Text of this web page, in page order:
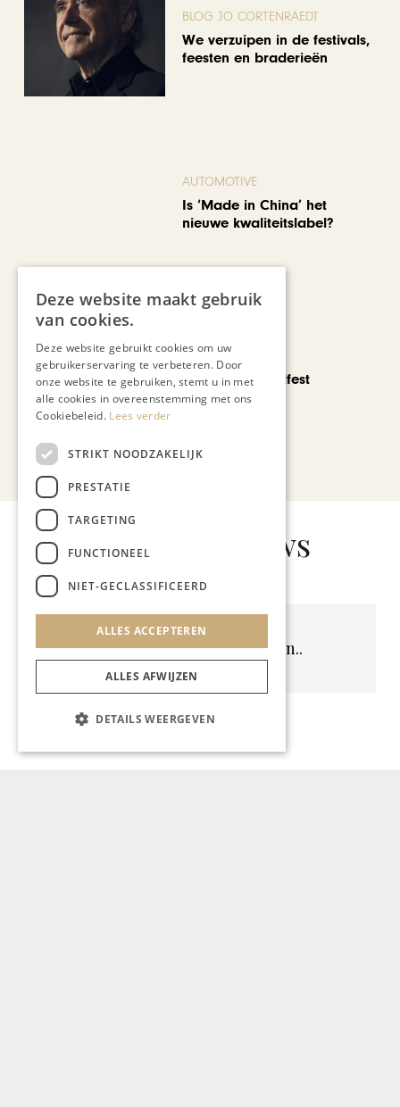
BLOG JO CORTENRAEDT
We verzuipen in de festivals,
feesten en braderieën
AUTOMOTIVE
Is ‘Made in China’ het
nieuwe kwaliteitslabel?
CHAPEAU TV
Noorbeek Foodfest
Bekijk alle artikelen
Gerelateerd nieuws
Geen resultaten gevonden..
Deze website maakt gebruik
van cookies.
Deze website gebruikt cookies om uw
gebruikerservaring te verbeteren. Door
onze website te gebruiken, stemt u in met
alle cookies in overeenstemming met ons
Cookiebeleid. Lees verder
STRIKT NOODZAKELIJK
PRESTATIE
TARGETING
FUNCTIONEEL
NIET-GECLASSIFICEERD
ALLES ACCEPTEREN
ALLES AFWIJZEN
DETAILS WEERGEVEN